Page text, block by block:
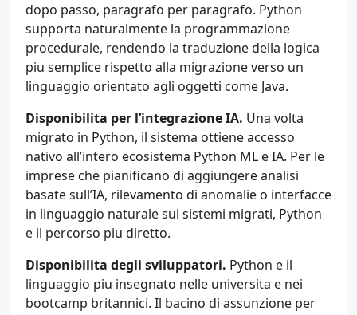
dopo passo, paragrafo per paragrafo. Python
supporta naturalmente la programmazione
procedurale, rendendo la traduzione della logica
piu semplice rispetto alla migrazione verso un
linguaggio orientato agli oggetti come Java.
Disponibilita per l’integrazione IA. Una volta
migrato in Python, il sistema ottiene accesso
nativo all’intero ecosistema Python ML e IA. Per le
imprese che pianificano di aggiungere analisi
basate sull’IA, rilevamento di anomalie o interfacce
in linguaggio naturale sui sistemi migrati, Python
e il percorso piu diretto.
Disponibilita degli sviluppatori. Python e il
linguaggio piu insegnato nelle universita e nei
bootcamp britannici. Il bacino di assunzione per